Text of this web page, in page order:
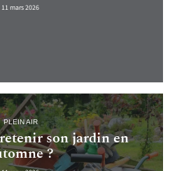
11 mars 2026
PLEIN AIR
son jardin en
?